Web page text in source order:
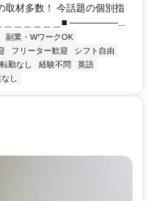
取材多数！ 今話題の個別指
＿＿＿＿＿＿＿■ ―――――...
副業・WワークOK
フリーター歓迎
シフト自由
転勤なし 経験不問
英語
し